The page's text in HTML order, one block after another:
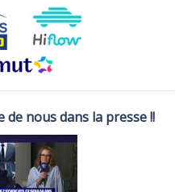
de nous dans la presse !!